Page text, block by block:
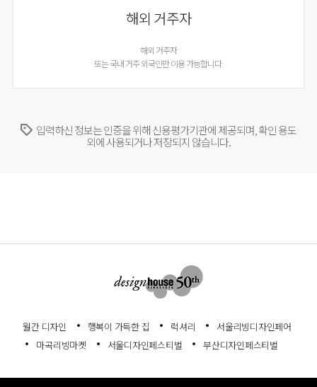
해외 거주자
해외 거주자
또는 국내 거주 외국인만 이용 가능합니다.
입력하신 정보는 인증을 위해 신용평가기관에 제공되며, 확인 용도
외에 사용되거나 저장되지 않습니다.
월간 디자인 행복이 가득한 집 럭셔리
서울리빙디자인페어
마곡리빙마켓
서울디자인페스티벌 부산디자인페스티벌